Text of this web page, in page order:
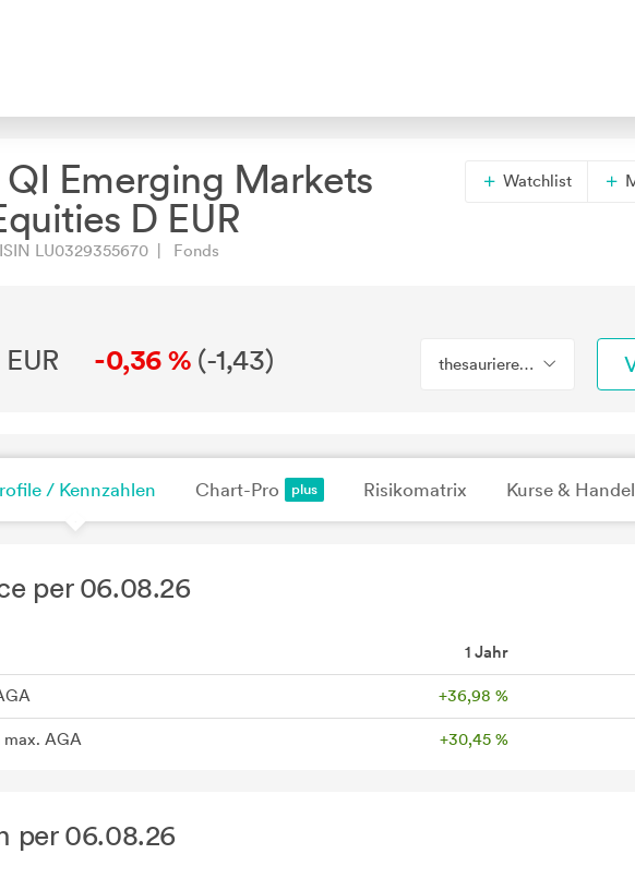
QI Emerging Markets
D EUR
LU0329355670 | Fonds
Watchlist
-0,36 % (-1,43) thesaurierend
/ Kennzahlen Chart-Pro Risikomatrix Kurse &
per 06.08.26
1 Jahr
+36,98 %
max. AGA +30,45 %
per 06.08.26